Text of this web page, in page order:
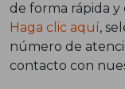
de forma rápida y
Haga clic aquí,
número de
contacto con